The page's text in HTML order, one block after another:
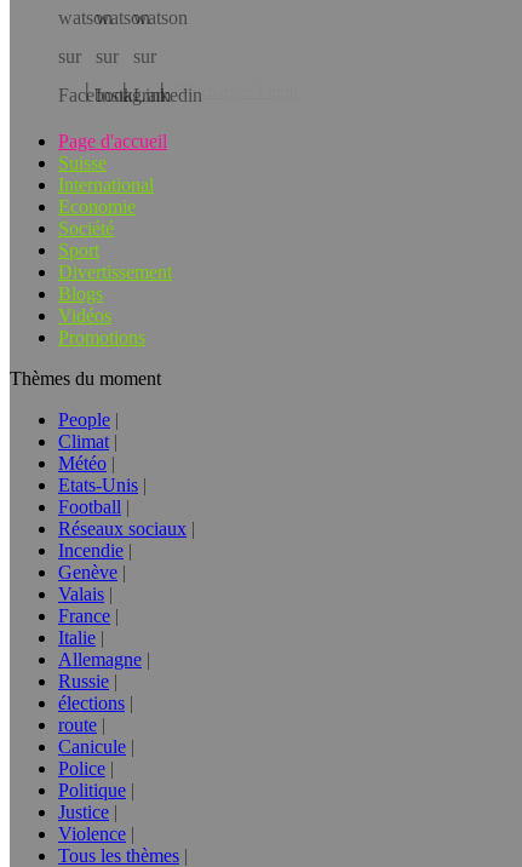
Téléchargez l’app!
Page d'accueil
Suisse
International
Economie
Société
Sport
Divertissement
Blogs
Vidéos
Promotions
Thèmes du moment
People
Climat
Météo
Etats-Unis
Football
Réseaux sociaux
Incendie
Genève
Valais
France
Italie
Allemagne
Russie
élections
route
Canicule
Police
Politique
Justice
Violence
Tous les thèmes